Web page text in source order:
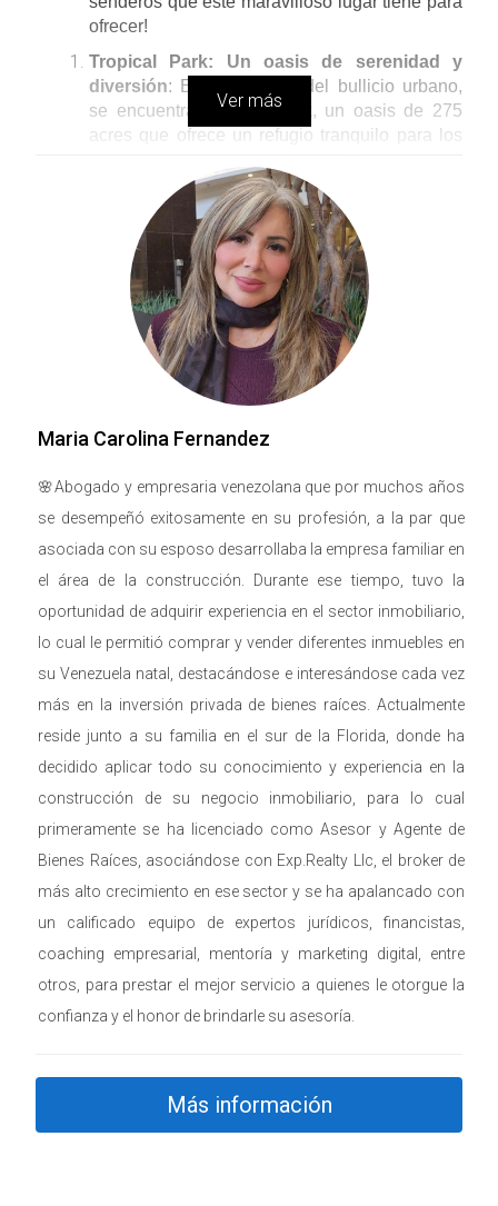
ofrecer!
Tropical Park: Un oasis de serenidad y
diversión: En el corazón del bullicio urbano,
se encuentra Tropical Park, un oasis de 275
acres que ofrece un refugio tranquilo para los
Con sus amplios campos deportivos, áreas de
picnic y senderos para caminar, este parque es
el destino perfecto para una escapada al aire
libre en cualquier momento del año. ¿Qué
actividad te llama más la atención? ¿Un
partido de fútbol con amigos o un relajante
paseo entre la exuberante vegetación tropical?
No pierdas la oportunidad de descubrir estos tesoros
naturales y vivir aventuras inolvidables en el condado
de Miami-Dade. ¡Te esperamos con los brazos
nuestra hermosa región tiene para ofrecer!
Ver más
Maria Carolina Fernandez
🌸Abogado y empresaria venezolana que por muchos años
se desempeñó exitosamente en su profesión, a la par que
asociada con su esposo desarrollaba la empresa familiar en
el área de la construcción. Durante ese tiempo, tuvo la
oportunidad de adquirir experiencia en el sector inmobiliario,
lo cual le permitió comprar y vender diferentes inmuebles en
su Venezuela natal, destacándose e interesándose cada vez
más en la inversión privada de bienes raíces. Actualmente
reside junto a su familia en el sur de la Florida, donde ha
decidido aplicar todo su conocimiento y experiencia en la
construcción de su negocio inmobiliario, para lo cual
primeramente se ha licenciado como Asesor y Agente de
Bienes Raíces, asociándose con Exp.Realty Llc, el broker de
más alto crecimiento en ese sector y se ha apalancado con
un calificado equipo de expertos jurídicos, financistas,
coaching empresarial, mentoría y marketing digital, entre
otros, para prestar el mejor servicio a quienes le otorgue la
confianza y el honor de brindarle su asesoría.
Más información